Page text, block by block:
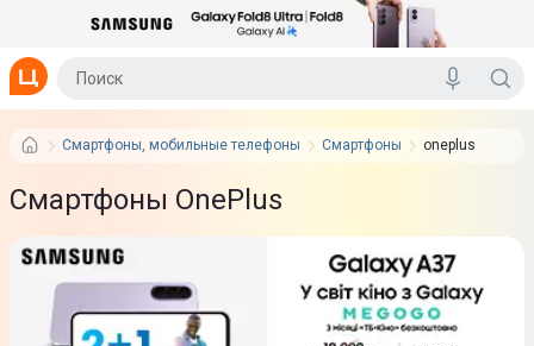
Смартфоны, мобильные телефоны Смартфоны oneplus
Смартфоны OnePlus